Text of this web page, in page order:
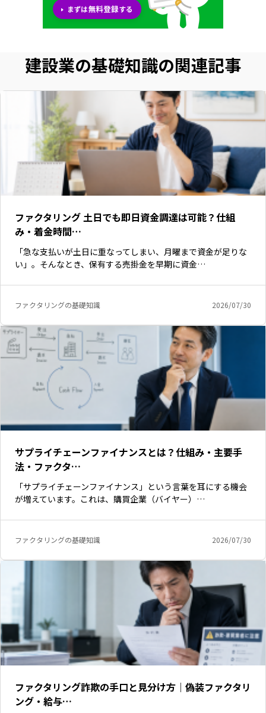
建設業の基礎知識の関連記事
ファクタリング 土日でも即日資金調達は可能？仕組
み・着金時間…
「急な支払いが土日に重なってしまい、月曜まで資金が足りな
い」。そんなとき、保有する売掛金を早期に資金…
ファクタリングの基礎知識 2026/07/30
サプライチェーンファイナンスとは？仕組み・主要手
法・ファクタ…
「サプライチェーンファイナンス」という言葉を耳にする機会
が増えています。これは、購買企業（バイヤー）…
ファクタリングの基礎知識 2026/07/30
ファクタリング詐欺の手口と見分け方｜偽装ファクタリ
ング・給与…
いますぐ無料登録